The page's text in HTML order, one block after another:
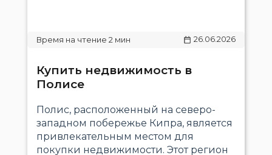
26.06.2026
Купить недвижимость в
Полисе
Полис, расположенный на северо-
западном побережье Кипра, является
привлекательным местом для
покупки недвижимости. Этот регион